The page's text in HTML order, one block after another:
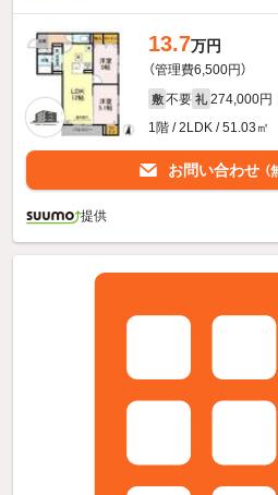
13.7万円
（管理費6,500円）
敷 不要 礼 274,000円
1階 / 2LDK / 51.03㎡
お問い合わせ （
提供